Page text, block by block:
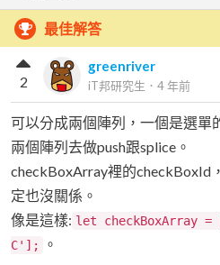
最佳解答
greenriver
iT邦研究生 ． 4 年前
2
可以分成兩個陣列，一個是選單
兩個陣列去做push跟splice。
checkBoxArray裡的checkBoxId
定也沒關係。
像是這樣: let checkBoxArray
C'];
。